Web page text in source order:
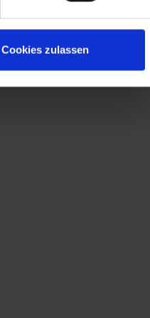
Cookies zulassen